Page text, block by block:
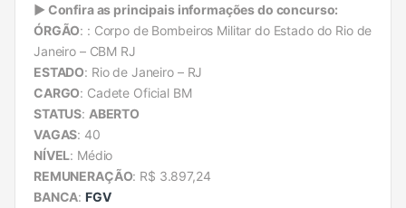
► Confira as principais informações do concurso:
ÓRGÃO: : Corpo de Bombeiros Militar do Estado do Rio de
Janeiro – CBM RJ
ESTADO: Rio de Janeiro – RJ
CARGO: Cadete Oficial BM
STATUS: ABERTO
VAGAS: 40
NÍVEL: Médio
REMUNERAÇÃO: R$ 3.897,24
BANCA:FGV